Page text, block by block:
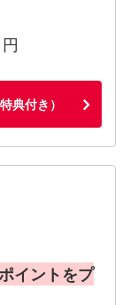
典付き）
イントをプ